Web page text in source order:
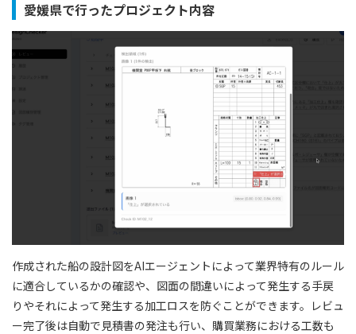
愛媛県で行ったプロジェクト内容
作成された船の設計図をAIエージェントによって業界特有のルール
に適合しているかの確認や、図面の間違いによって発生する手戻
りやそれによって発生する加工ロスを防ぐことができます。レビュ
ー完了後は自動で見積書の発注も行い、購買業務における工数も